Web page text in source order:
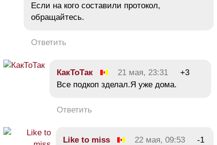
Если на кого составили протокол,
обращайтесь.
Ответить
КакТоТак 21 мая, 23:31
+3
Все подкоп зделал.Я уже дома.
Ответить
Like to miss 22 мая, 09:53 -1